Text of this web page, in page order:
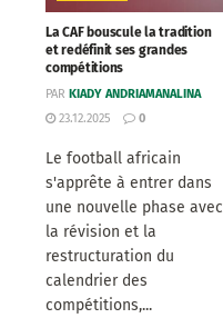
La CAF bouscule la tradition
et redéfinit ses grandes
compétitions
PAR KIADY ANDRIAMANALINA
23.12.2025
0
Le football africain
s'apprête à entrer dans
une nouvelle phase avec
la révision et la
restructuration du
calendrier des
compétitions,...